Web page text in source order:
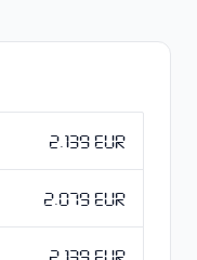
2.139 EUR
2.079 EUR